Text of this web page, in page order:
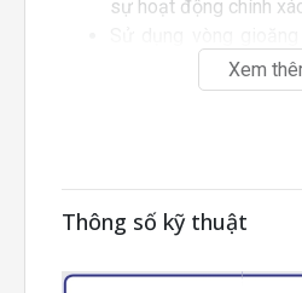
sự hoạt động chính
được bảo đảm
thiết được giảm thiểu.
nhiệt: Sử dụng tiêu
nhựa Resin.
Phần có ren được
Xem
Thông số kỹ thuật